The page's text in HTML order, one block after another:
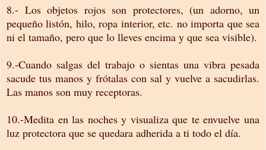
8.- Los objetos rojos son protectores, (un adorno, un
pequeño listón, hilo, ropa interior, etc. no importa que sea
ni el tamaño, pero que lo lleves encima y que sea visible).
9.-Cuando salgas del trabajo o sientas una vibra pesada
sacude tus manos y frótalas con sal y vuelve a sacudirlas.
Las manos son muy receptoras.
10.-Medita en las noches y visualiza que te envuelve una
luz protectora que se quedara adherida a ti todo el día.